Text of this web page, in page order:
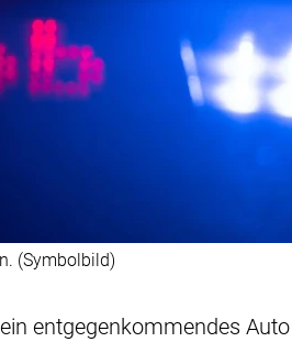
(Symbolbild)
entgegenkommendes